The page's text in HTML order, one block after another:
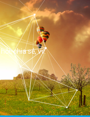
chia sẻ, vv.